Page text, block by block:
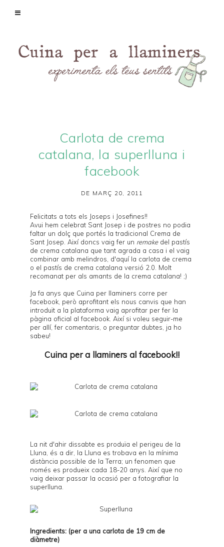
Carlota de crema
catalana, la superlluna i
facebook
DE MARÇ 20, 2011
Felicitats a tots els Joseps i Josefines!!
Avui hem celebrat Sant Josep i de postres no podia
faltar un dolç que portés la tradicional Crema de
Sant Josep . Així doncs vaig fer un remakedel pastís
de crema catalana que tant agrada a casa i el vaig
combinar amb melindros, d'aquí la carlota de crema
o el pastís de crema catalana versió 2.0. Molt
recomanat per als amants de la crema catalana! ;)
Ja fa anys que Cuina per llaminers corre per
facebook, però aprofitant els nous canvis que han
introduït a la plataforma vaig aprofitar per fer la
pàgina oficial alfacebook . Així si voleu seguir-me
per allí, fer comentaris, o preguntar dubtes, ja ho
sabeu!
Cuina per a llaminers al facebook!!
La nit d'ahir dissabte es produïa el perigeu de la
Lluna, és a dir, la Lluna es trobava en la mínima
distància possible de la Terra; un fenomen que
només es produeix cada 18-20 anys. Així que no
vaig deixar passar la ocasió per a fotografiar la
superlluna.
Ingredients: (per a una carlota de 19 cm de
diàmetre)